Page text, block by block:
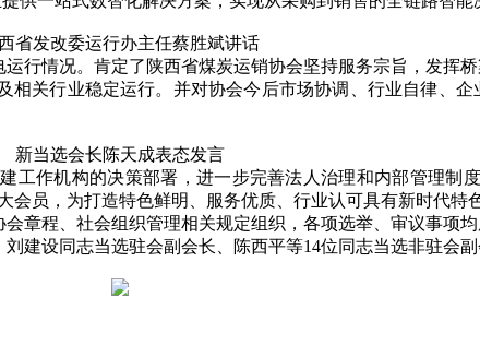
省发改委运行办主任蔡胜斌讲话
情况。肯定了陕西省煤炭运销协会坚持服务宗旨，发挥
关行业稳定运行。并对协会今后市场协调、行业自律、
新当选会长陈天成表态发言
作机构的决策部署，进一步完善法人治理和内部管理制
员，为打造特色鲜明、服务优质、行业认可具有新时代特
程、社会组织管理相关规定组织，各项选举、审议事项均
设同志当选驻会副会长、陈西平等14位同志当选非驻会副